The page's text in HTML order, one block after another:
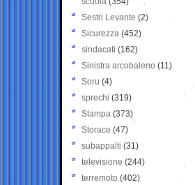
Sestri Levante (2)
Sicurezza (452)
sindacati (162)
Sinistra arcobaleno (11)
Soru (4)
sprechi (319)
Stampa (373)
Storace (47)
subappalti (31)
televisione(244)
terremoto (402)